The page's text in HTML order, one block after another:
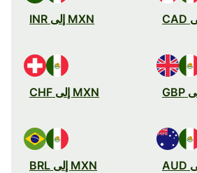
MXN إلى INR
MXN إلى CHF
MXN إلى BRL